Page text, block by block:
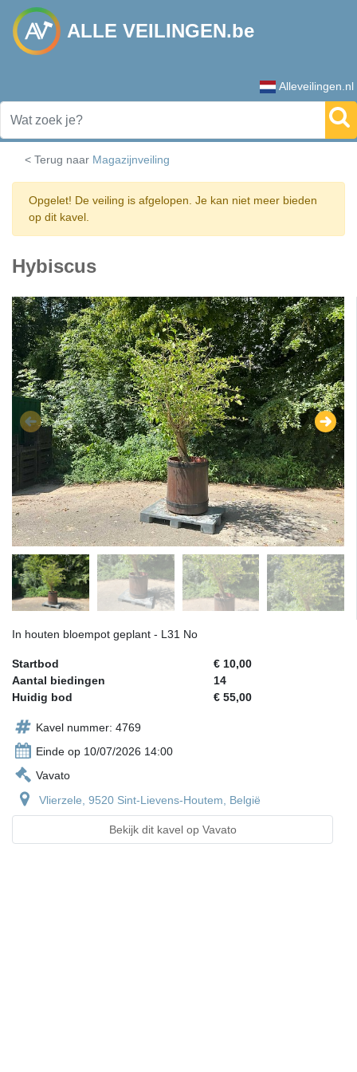
ALLE VEILINGEN.be
Alleveilingen.nl
< Terug naar Magazijnveiling
Opgelet! De veiling is afgelopen. Je kan niet meer bieden
op dit kavel.
Hybiscus
In houten bloempot geplant - L31 No
Startbod
€ 10,00
Aantal biedingen
14
Huidig bod
€ 55,00
Kavel nummer: 4769
Einde op 10/07/2026 14:00
Vavato
Vlierzele, 9520 Sint-Lievens-Houtem, België
Bekijk dit kavel op Vavato